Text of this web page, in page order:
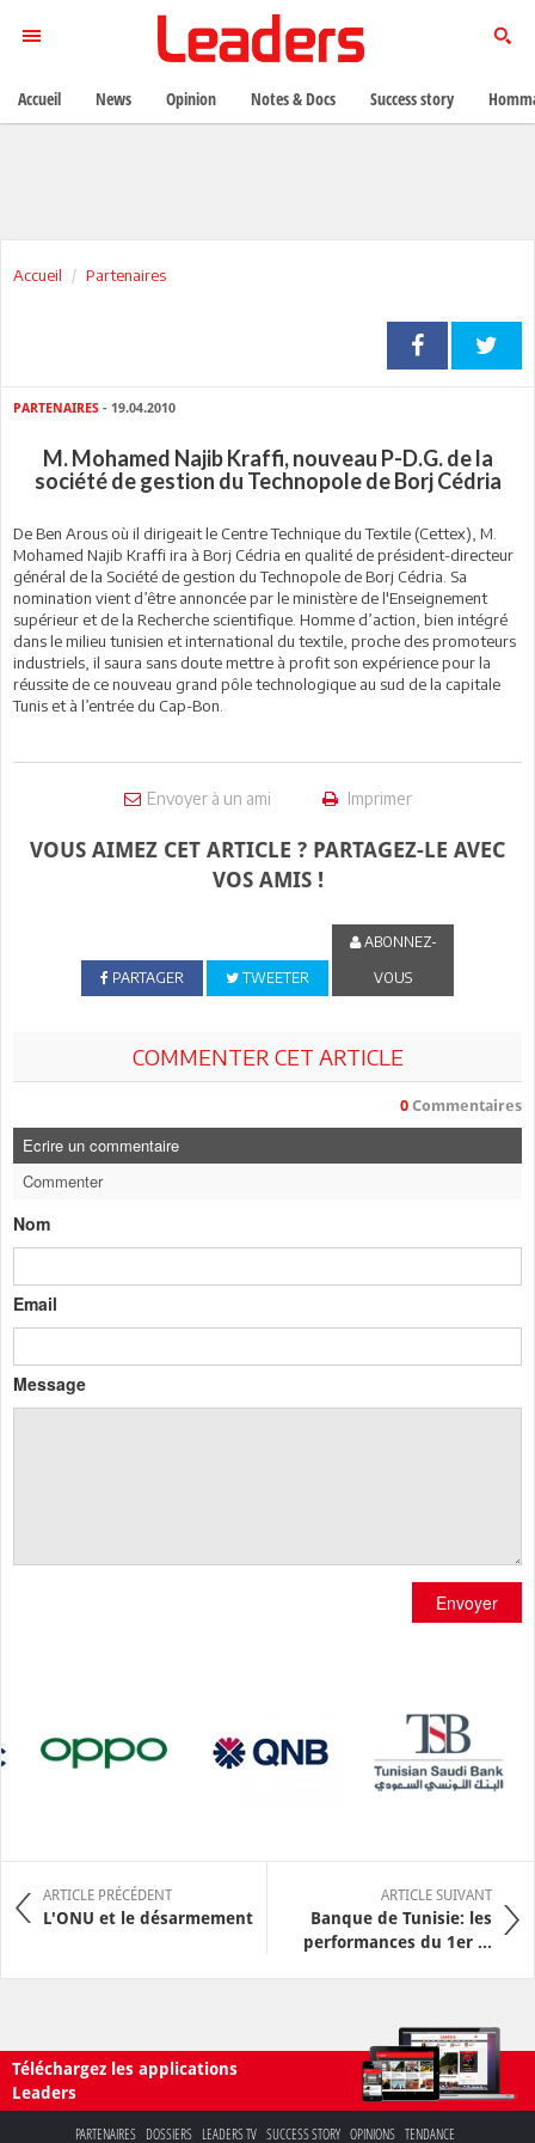
Accueil Partenaires
PARTENAIRES - 19.04.2010
M. Mohamed Najib Kraffi, nouveau P-D.G. de la
société de gestion du Technopole de Borj Cédria
De Ben Arous où il dirigeait le Centre Technique du Textile (Cettex), M.
Mohamed Najib Kraffi ira à Borj Cédria en qualité de président-directeur
général de la Société de gestion du Technopole de Borj Cédria. Sa
nomination vient d’être annoncée par le ministère de l'Enseignement
supérieur et de la Recherche scientifique. Homme d’action, bien intégré
dans le milieu tunisien et international du textile, proche des promoteurs
industriels, il saura sans doute mettre à profit son expérience pour la
réussite de ce nouveau grand pôle technologique au sud de la capitale
Tunis et à l’entrée du Cap-Bon.
Envoyer à un ami Imprimer
VOUS AIMEZ CET ARTICLE ? PARTAGEZ-LE AVEC
VOS AMIS !
PARTAGER TWEETER
ABONNEZ-
VOUS
COMMENTER CET ARTICLE
0 Commentaires
Ecrire un commentaire
Commenter
Nom
Email
Message
Envoyer
ARTICLE PRÉCÉDENT
L'ONU et le désarmement
ARTICLE SUIVANT
Banque de Tunisie: les
performances du 1er ...
Téléchargez les applications
Leaders
PARTENAIRES DOSSIERS LEADERS TV SUCCESS STORY OPINIONS TENDANCE
Accueil News Opinion Notes & Docs Success story